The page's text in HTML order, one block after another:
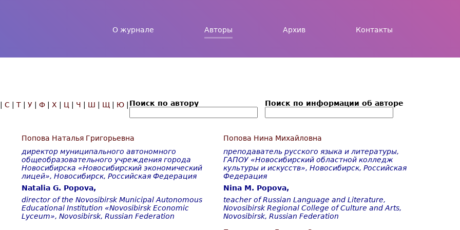
О журнале Авторы Архив Контакты
Поиск по автору Поиск по информации об авторе
С Т У Ф Х Ц Ч Ш Щ Ю
Попова Наталья Григорьевна
директор муниципального автономного
общеобразовательного учреждения города
Новосибирска «Новосибирский экономический
лицей», Новосибирск, Российская Федерация
Natalia G. Popova,
director of the Novosibirsk Municipal Autonomous
Educational Institution «Novosibirsk Economic
Lyceum», Novosibirsk, Russian Federation
Попова Нина Михайловна
преподаватель русского языка и литературы,
ГАПОУ «Новосибирский областной колледж
культуры и искусств», Новосибирск, Российская
Федерация
Nina M. Popova,
teacher of Russian Language and Literature,
Novosibirsk Regional College of Culture and Arts,
Novosibirsk, Russian Federation